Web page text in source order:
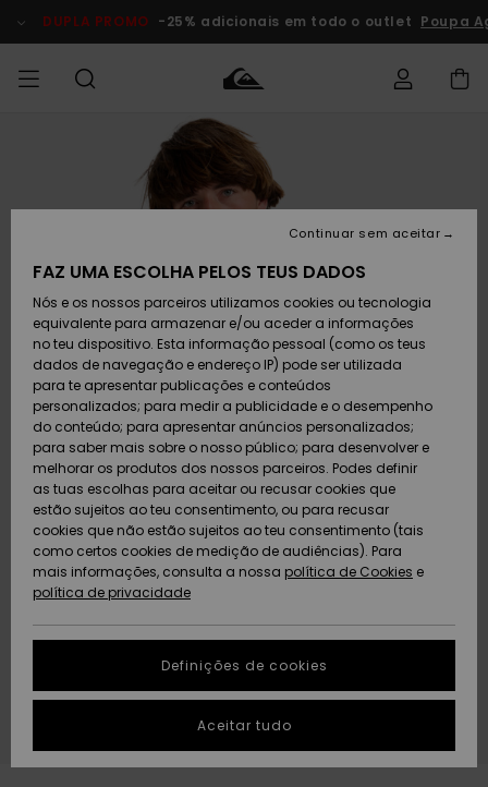
do
DUPLA PROMO -25% adicionais em todo o outlet Poupa
Roupas
Calçado e
chinelos
Surfe/água
Snow
Artigos
recém-
chegados
Coleções
MENINO
Roupas
Calçado e
chinelos
Surfe/água
Neve
Artigos
recém-
chegados
Highlights
MULHER
Shop
chegados
Highlights
Snow
SURF
Surf Shop
Homem
Crianças
Highlights
Community
SNOW
Artigos
Neve
Homem
Artigos
Criança
Snow Shop
Feminino
Highlights
Community
DUPLA
PROMO
Outlet
Homem
Criança
Outlet
Mulher
AJUDA
Acede à tua
encomenda
Devoluções
Pagamento
Cartão
presente
Quiksilver
Freedom
Protecção de
dados
Guia de
tamanhos
conversa para
obteres a
resposta mais
SUSTAINABILITY
PRESENTE
FAZ UMA ESCOLHA PELOS TEUS DADOS
Nós e os nossos parceiros utilizamos cookies ou tecnologia
equivalente para armazenar e/ou aceder a informações
no teu dispositivo. Esta informação pessoal (como os teus
dados de navegação e endereço IP) pode ser utilizada
para te apresentar publicações e conteúdos
personalizados; para medir a publicidade e o desempenho
do conteúdo; para apresentar anúncios personalizados;
para saber mais sobre o nosso público; para desenvolver e
melhorar os produtos dos nossos parceiros. Podes definir
as tuas escolhas para aceitar ou recusar cookies que
estão sujeitos ao teu consentimento, ou para recusar
cookies que não estão sujeitos ao teu consentimento (tais
como certos cookies de medição de audiências). Para
mais informações, consulta a nossa política de Cookies e
política de privacidade
Definições de cookies
Continuar sem aceitar
Aceitar tudo